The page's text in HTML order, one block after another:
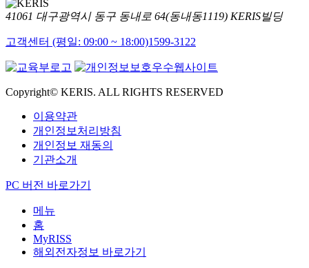
41061 대구광역시 동구 동내로 64(동내동1119) KERIS빌딩
고객센터 (평일: 09:00 ~ 18:00)1599-3122
Copyright© KERIS. ALL RIGHTS RESERVED
이용약관
개인정보처리방침
개인정보 재동의
기관소개
PC 버전 바로가기
메뉴
홈
MyRISS
해외전자정보 바로가기